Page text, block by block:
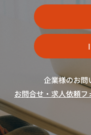
企業様のお問
お問合せ・求人依頼フ